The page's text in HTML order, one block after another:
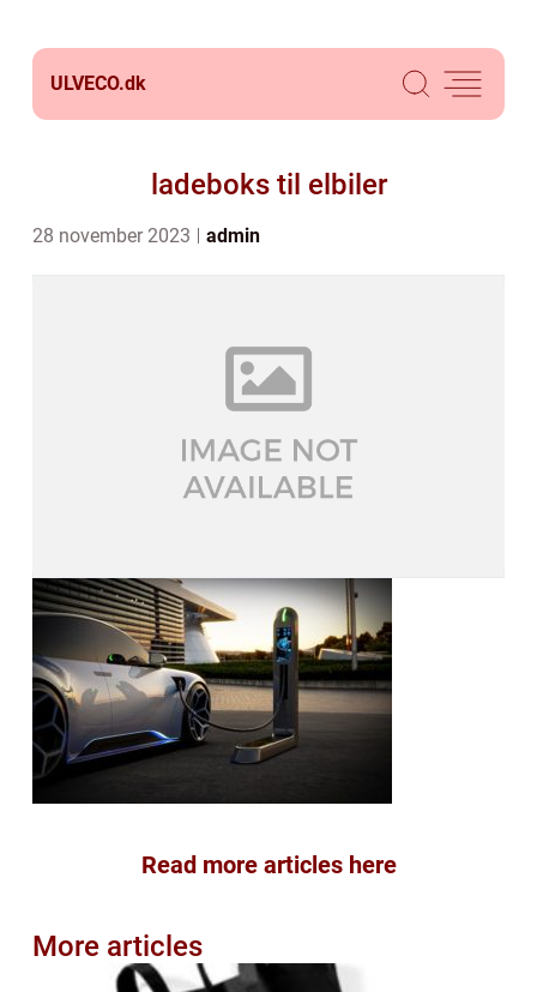
ULVECO.dk
ladeboks til elbiler
28 november 2023 admin
Read more articles here
More articles